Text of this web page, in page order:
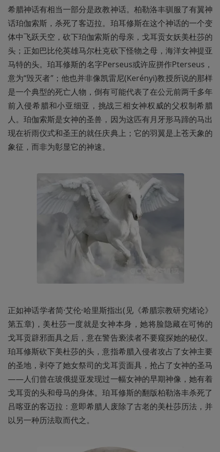
希腊神话有相当一部分是政教神话。柏勒洛丰驯服了有翼神
话珀伽索斯，杀死了客迈拉。珀耳修斯在这个神话的一个变
体中飞跃天空，砍下珀伽索斯的母亲，戈耳贡女妖美杜莎的
头；正如巴比伦英雄马尔杜克砍下怪物之母，海洋女神提亚
马特的头。珀耳修斯的名字Perseus或许应拼作Pterseus，
意为“毁灭者”；他也并非像凯雷尼(Kerényi)教授所说的那样
是一个典型的死亡人物，倒有可能代表了在公元前两千多年
前入侵希腊和小亚细亚，挑战三相女神权威的父权制希腊
人。珀伽索斯是女神的圣兽，因为这匹有月牙形马蹄的马出
现在祈雨仪式和圣王的就任庆典上；它的羽翼是上苍天象的
象征，而非为彰显它的神速。
正如神话学者简·艾伦·哈里斯指出(见《希腊宗教研究绪论》
第五章)，美杜莎一度就是女神本身，她将脸隐藏在可怖的
戈耳贡辟邪面具之后，意在警告亵渎者不要窥探她的秘仪。
珀耳修斯砍下美杜莎的头，意指希腊入侵者攻占了女神主要
的圣地，剥夺了她女祭司的戈耳贡面具，抢占了女神的圣马
——人们曾在玻俄提亚发现过一幅女神的早期神像，她有着
戈耳贡的头和母马的身体。珀耳修斯的翻版柏勒洛丰杀死了
吕喀亚的客迈拉：意即希腊人废除了古老的美杜莎历法，并
以另一种历法取而代之。